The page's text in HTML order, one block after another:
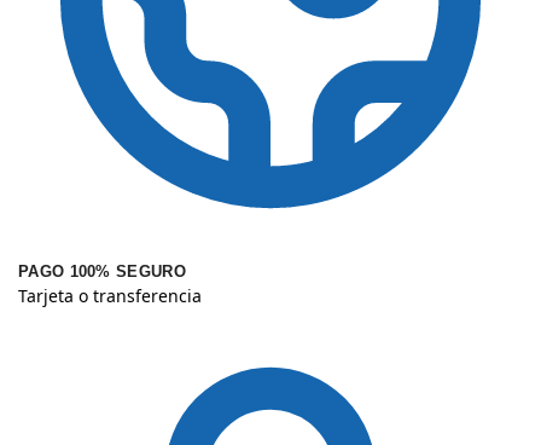
PAGO 100% SEGURO
Tarjeta o transferencia